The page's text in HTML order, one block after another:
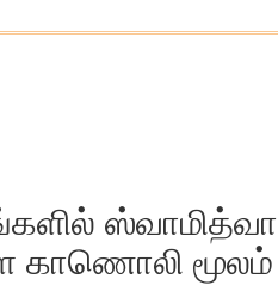
ஸ்வாமித்வா
காணொலி மூலம்